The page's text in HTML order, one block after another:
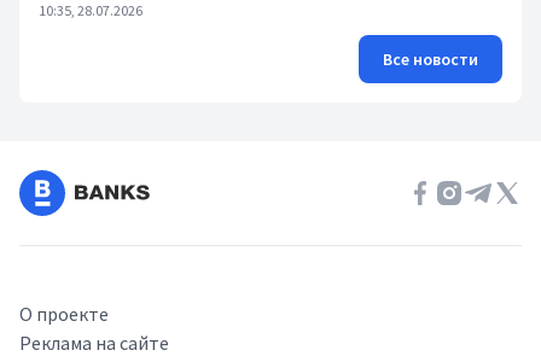
10:35, 28.07.2026
Все новости
О проекте
Реклама на сайте